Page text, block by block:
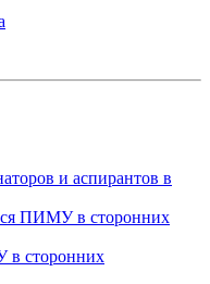
и аспирантов в
ПИМУ в сторонних
сторонних